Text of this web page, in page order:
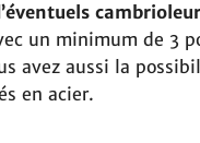
un minimum de 3
avez aussi la
en acier.